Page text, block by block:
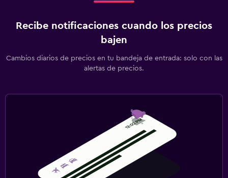
Recibe notificaciones cuando los precios
bajen
Cambios diarios de precios en tu bandeja de entrada: solo con las
alertas de precios.